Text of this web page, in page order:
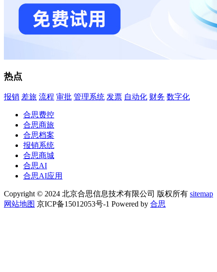
热点
报销 差旅 流程 审批 管理系统 发票 自动化 财务 数字化
合思费控
合思商旅
合思档案
报销系统
合思商城
合思AI
合思AI应用
Copyright © 2024 北京合思信息技术有限公司 版权所有 sitemap
网站地图 京ICP备15012053号-1 Powered by 合思